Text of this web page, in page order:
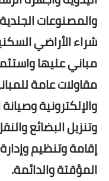
والمصنوعات
شراء الأراضي
مباني عليها
مقاولات عامة
والإلكترونية
وتنزيل البضائع
إقامة وتنظيم
المؤقتة والدائمة.